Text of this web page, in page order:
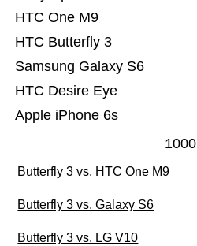
Apple iPhone 6s
HTC Desire Eye
Samsung Galaxy S6
HTC Butterfly 3
HTC One M9
1000
Butterfly 3 vs. HTC One M9
Butterfly 3 vs. Galaxy S6
Butterfly 3 vs. LG V10